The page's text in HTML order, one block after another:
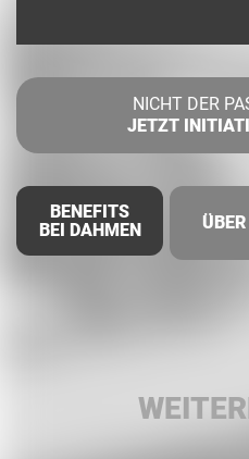
NICHT DER
JETZT
BENEFITS
BEI DAHMEN